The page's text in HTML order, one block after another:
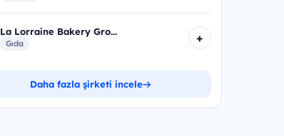
La Lorraine Bakery Gro...
Gıda +
Daha fazla şirketi incele